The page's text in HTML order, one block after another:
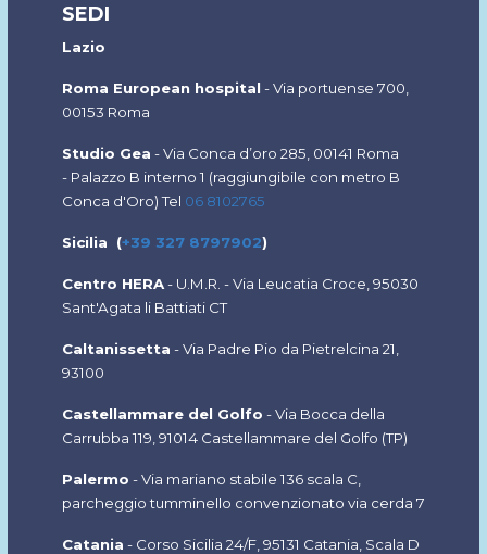
SEDI
Lazio
Roma European hospital - Via portuense 700,
00153 Roma
Studio Gea -Via Conca d’oro 285, 00141 Roma
- Palazzo B interno 1 (raggiungibile con metro B
Conca d'Oro) Tel 06 8102765
Sicilia (+39 327 8797902)
Centro HERA- U.M.R. - Via Leucatia Croce, 95030
Sant'Agata li Battiati CT
Caltanissetta - Via Padre Pio da Pietrelcina 21,
93100
Castellammare del Golfo - Via Bocca della
Carrubba 119, 91014 Castellammare del Golfo (TP)
Palermo - Via mariano stabile 136 scala C,
parcheggio tumminello convenzionato via cerda 7
Catania - Corso Sicilia 24/F, 95131 Catania, Scala D